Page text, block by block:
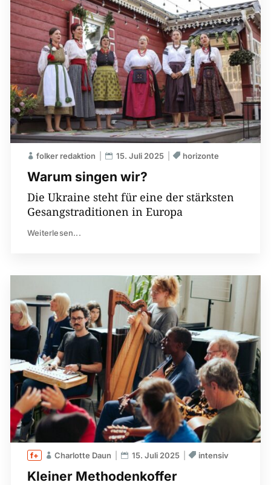
Warum singen wir?
folker redaktion 15. Juli 2025 horizonte
Die Ukraine steht für eine der stärksten
Gesangstraditionen in Europa
Weiterlesen...
Kleiner Methodenkoffer
Charlotte Daun 15. Juli 2025 intensiv